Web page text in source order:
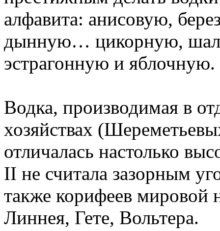
алфавита: анисовую,
дынную… цикорную,
эстрагонную и яблочную.
Водка, производимая в
хозяйствах
отличалась настолько
II не считала зазорным
также корифеев мировой
Линнея, Гете, Вольтера.